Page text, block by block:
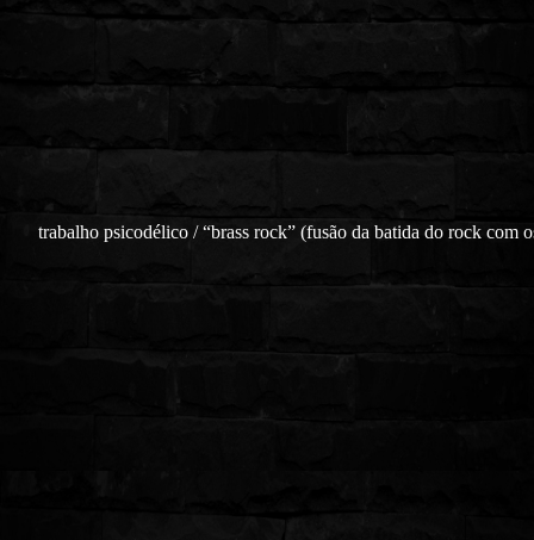
trabalho psicodélico / “brass rock” (fusão da batida do rock com